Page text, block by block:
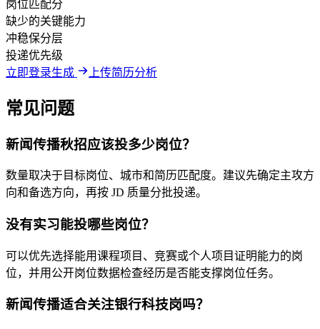
岗位匹配分
缺少的关键能力
冲稳保分层
投递优先级
立即登录生成
上传简历分析
常见问题
新闻传播秋招应该投多少岗位？
数量取决于目标岗位、城市和简历匹配度。建议先确定主攻方
向和备选方向，再按 JD 质量分批投递。
没有实习能投哪些岗位？
可以优先选择能用课程项目、竞赛或个人项目证明能力的岗
位，并用公开岗位数据检查经历是否能支撑岗位任务。
新闻传播适合关注银行科技岗吗？